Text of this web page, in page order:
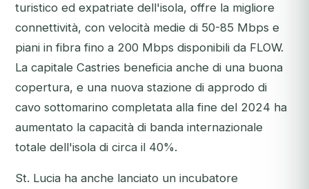
turistico ed expatriate dell'isola, offre la migliore
connettività, con velocità medie di 50-85 Mbps e
piani in fibra fino a 200 Mbps disponibili da FLOW.
La capitale Castries beneficia anche di una buona
copertura, e una nuova stazione di approdo di
cavo sottomarino completata alla fine del 2024 ha
aumentato la capacità di banda internazionale
totale dell'isola di circa il 40%.
St. Lucia ha anche lanciato un incubatore